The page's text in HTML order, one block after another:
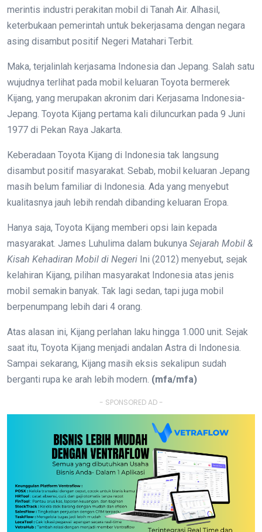
merintis industri perakitan mobil di Tanah Air. Alhasil,
keterbukaan pemerintah untuk bekerjasama dengan negara
asing disambut positif Negeri Matahari Terbit.
Maka, terjalinlah kerjasama Indonesia dan Jepang. Salah satu
wujudnya terlihat pada mobil keluaran Toyota bermerek
Kijang, yang merupakan akronim dari Kerjasama Indonesia-
Jepang. Toyota Kijang pertama kali diluncurkan pada 9 Juni
1977 di Pekan Raya Jakarta.
Keberadaan Toyota Kijang di Indonesia tak langsung
disambut positif masyarakat. Sebab, mobil keluaran Jepang
masih belum familiar di Indonesia. Ada yang menyebut
kualitasnya jauh lebih rendah dibanding keluaran Eropa.
Hanya saja, Toyota Kijang memberi opsi lain kepada
masyarakat. James Luhulima dalam bukunya Sejarah Mobil &
Kisah Kehadiran Mobil di Negeri Ini (2012) menyebut, sejak
kelahiran Kijang, pilihan masyarakat Indonesia atas jenis
mobil semakin banyak. Tak lagi sedan, tapi juga mobil
berpenumpang lebih dari 4 orang.
Atas alasan ini, Kijang perlahan laku hingga 1.000 unit. Sejak
saat itu, Toyota Kijang menjadi andalan Astra di Indonesia.
Sampai sekarang, Kijang masih eksis sekalipun sudah
berganti rupa ke arah lebih modern. (mfa/mfa)
- SPONSORED AD -